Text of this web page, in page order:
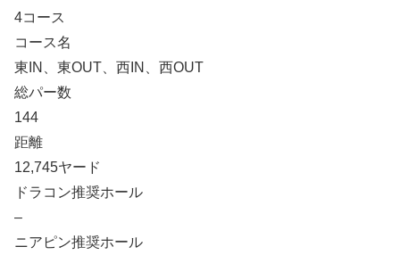
4コース
コース名
東IN、東OUT、西IN、西OUT
総パー数
144
距離
12,745ヤード
ドラコン推奨ホール
–
ニアピン推奨ホール